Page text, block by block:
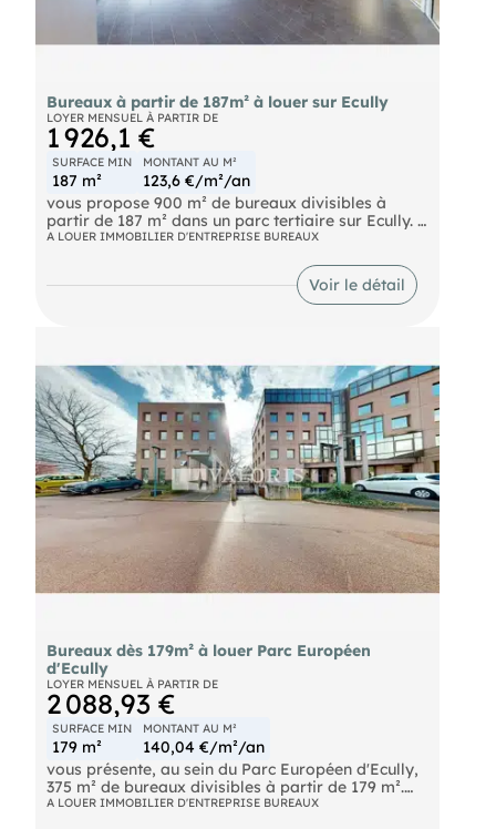
Bureaux à partir de 187m² à louer sur Ecully
LOYER MENSUEL À PARTIR DE
1 926,1 €
SURFACE MIN
187 m²
MONTANT AU M²
123,6 €/m²/an
vous propose 900 m² de bureaux divisibles à
partir de 187 m² dans un parc tertiaire sur Ecully.
un cadre de travail fonctionnel et facilement
aménageable pouvant combiner des espaces en
open-spaces comme des bureaux cloisonnés.
prestations avec un contrôle d'accès par badge et
interphone, ascenseurs et des parties communes
soignées.
Des places de stationnement sont également
disponibles à la location pour un confort
supplémentaire, avec la possibilité d'installer des
bornes de recharge électriques.
N'hésitez pas à nous contacter pour plus
d'informations ou organiser une visite !
A LOUER IMMOBILIER D'ENTREPRISE BUREAUX
Voir le détail
Bureaux dès 179m² à louer Parc Européen
d'Ecully
LOYER MENSUEL À PARTIR DE
2 088,93 €
SURFACE MIN
179 m²
MONTANT AU M²
140,04 €/m²/an
vous présente, au sein du Parc Européen d'Ecully,
375 m² de bureaux divisibles à partir de 179 m².
Cet ensemble immobilier est entouré de verdure et
A LOUER IMMOBILIER D'ENTREPRISE BUREAUX